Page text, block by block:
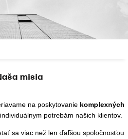
misia
na poskytovanie komplexných
potrebám našich klientov.
sa viac než len ďaľšou spoločnosťou